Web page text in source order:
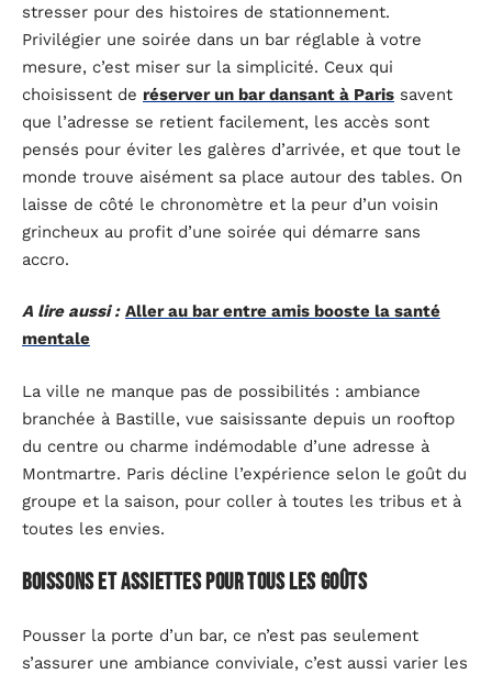
stresser pour des histoires de stationnement.
Privilégier une soirée dans un bar réglable à votre
mesure, c’est miser sur la simplicité. Ceux qui
choisissent de réserver un bar dansant à Paris savent
que l’adresse se retient facilement, les accès sont
pensés pour éviter les galères d’arrivée, et que tout le
monde trouve aisément sa place autour des tables. On
laisse de côté le chronomètre et la peur d’un voisin
grincheux au profit d’une soirée qui démarre sans
accro.
A lire aussi : Aller au bar entre amis booste la santé
mentale
La ville ne manque pas de possibilités : ambiance
branchée à Bastille, vue saisissante depuis un rooftop
du centre ou charme indémodable d’une adresse à
Montmartre. Paris décline l’expérience selon le goût du
groupe et la saison, pour coller à toutes les tribus et à
toutes les envies.
Boissons et assiettes pour tous les goûts
Pousser la porte d’un bar, ce n’est pas seulement
s’assurer une ambiance conviviale, c’est aussi varier les